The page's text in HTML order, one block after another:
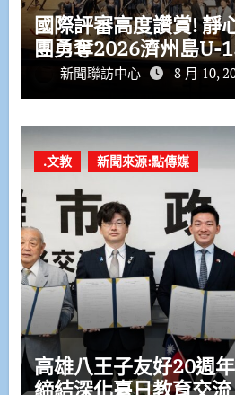
國際評審高度讚賞! 靜
團勇奪2026濟州島U-
新聞聯訪中心 8 月 10,
.文教 新聞來源:點傳媒
高雄八王子友好20週
締結深化臺日教育交流